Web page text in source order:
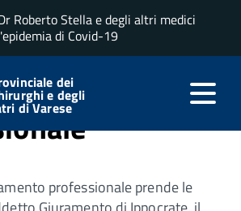
Roberto Stella e degli altri medici
di Covid-19
dei
e degli
di Varese
Giuramento Professionale
professionale prende le